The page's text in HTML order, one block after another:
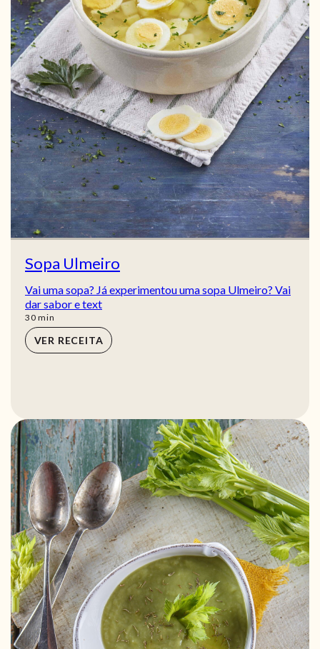
Sopa Ulmeiro
Vai uma sopa? Já experimentou uma sopa Ulmeiro? Vai
dar sabor e text
30min
min
VER RECEITA